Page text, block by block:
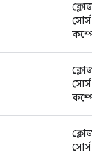
ক্লোজড
সোর্স
ক্লোজড
সোর্স
ক্লোজড
সোর্স